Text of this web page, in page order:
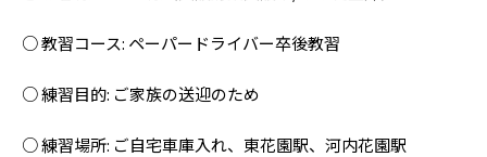
○ 教習コース: ペーパードライバー卒後教習
○ 練習目的: ご家族の送迎のため
○ 練習場所: ご自宅車庫入れ、東花園駅、河内花園駅